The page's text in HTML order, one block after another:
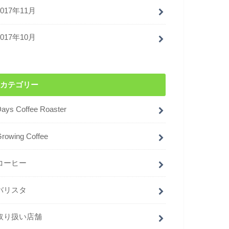
年11月
年10月
カテゴリー
Coffee Roaster
Coffee
ーヒー
リスタ
り扱い店舗